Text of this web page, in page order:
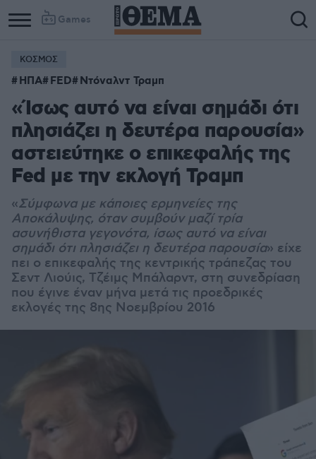
Games
ΚΟΣΜΟΣ
ΗΠΑ FED Ντόναλντ Τραμπ
«Ίσως αυτό να είναι σημάδι ότι
πλησιάζει η δευτέρα παρουσία»
αστειεύτηκε ο επικεφαλής της
Fed με την εκλογή Τραμπ
«Σύμφωνα με κάποιες ερμηνείες της
Αποκάλυψης, όταν συμβούν μαζί τρία
ασυνήθιστα γεγονότα, ίσως αυτό να είναι
σημάδι ότι πλησιάζει η δευτέρα παρουσία» είχε
πει ο επικεφαλής της κεντρικής τράπεζας του
Σεντ Λιούις, Τζέιμς Μπάλαρντ, στη συνεδρίαση
που έγινε έναν μήνα μετά τις προεδρικές
εκλογές της 8ης Νοεμβρίου 2016